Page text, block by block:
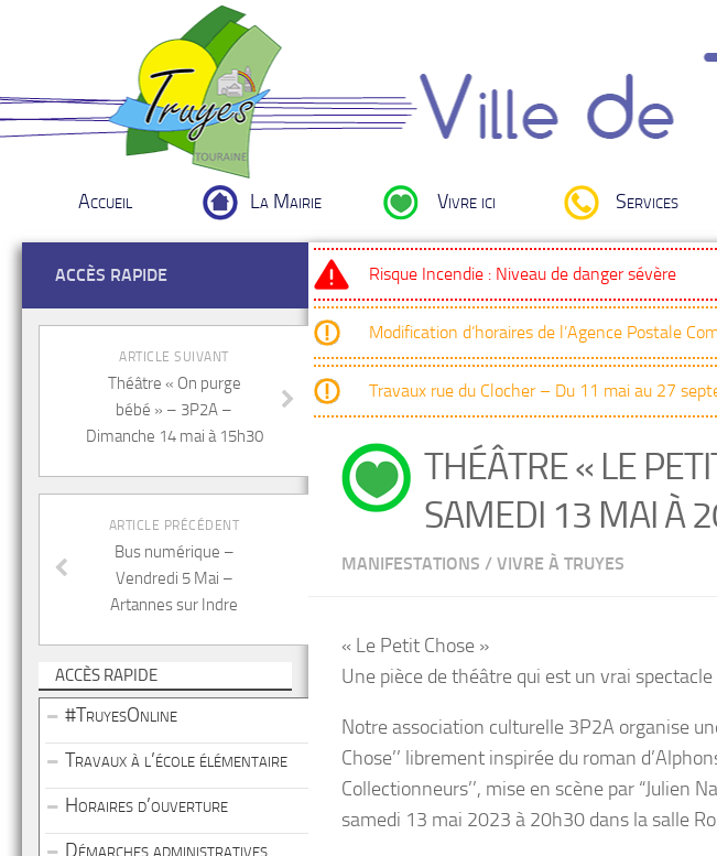
Accueil La Mairie Vivre ici Services
Risque Incendie : Niveau de danger sévère
Modification d’horaires de l’Agence Postale
Travaux rue du Clocher – Du 11 mai au 27
THÉÂTRE « LE
SAMEDI 13 MAI À
MANIFESTATIONS / VIVRE À TRUYES
« Le Petit Chose »
Une pièce de théâtre qui est un vrai
Notre association culturelle 3P2A organise
Chose’’ librement inspirée du roman
Collectionneurs’’, mise en scène par “Julien
samedi 13 mai 2023 à 20h30 dans la salle
ACCÈS RAPIDE
ARTICLE SUIVANT
Théâtre « On purge
bébé » – 3P2A –
Dimanche 14 mai à 15h30
ARTICLE PRÉCÉDENT
Bus numérique –
Vendredi 5 Mai –
Artannes sur Indre
ACCÈS RAPIDE
#TruyesOnline
Travaux à l’école élémentaire
Horaires d’ouverture
Démarches administratives